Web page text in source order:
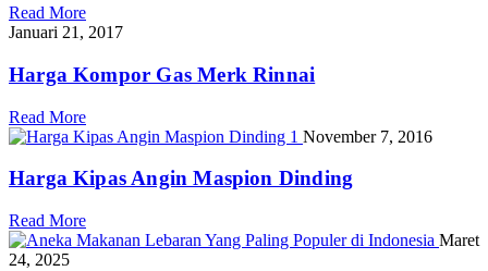
Read More
Januari 21, 2017
Harga Kompor Gas Merk Rinnai
Read More
November 7, 2016
Harga Kipas Angin Maspion Dinding
Read More
Maret
24, 2025